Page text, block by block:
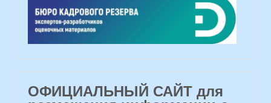
ОФИЦИАЛЬНЫЙ САЙТ для